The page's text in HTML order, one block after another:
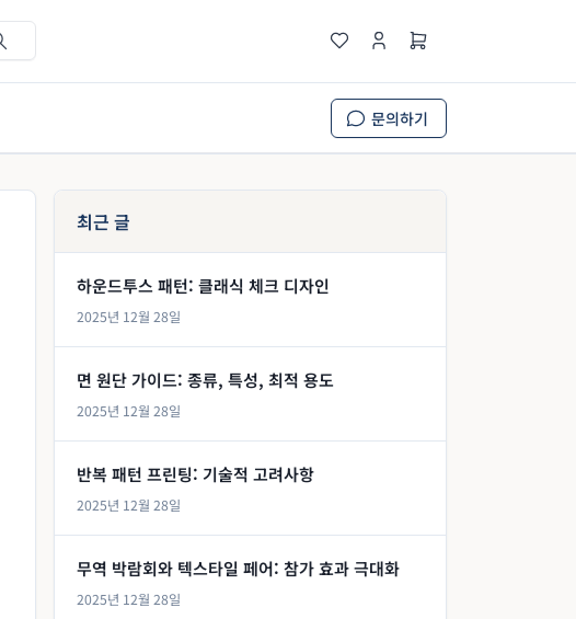
문의하기
최근 글
하운드투스 패턴: 클래식 체크 디자인
2025년 12월 28일
면 원단 가이드: 종류, 특성, 최적 용도
2025년 12월 28일
반복 패턴 프린팅: 기술적 고려사항
2025년 12월 28일
무역 박람회와 텍스타일 페어: 참가 효과 극대화
2025년 12월 28일